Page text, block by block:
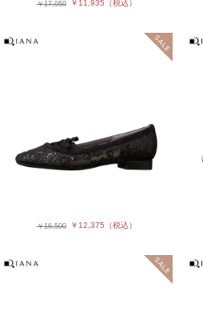
￥17,050 ￥11,935 （税込）
￥16,500 ￥12,375 （税込）